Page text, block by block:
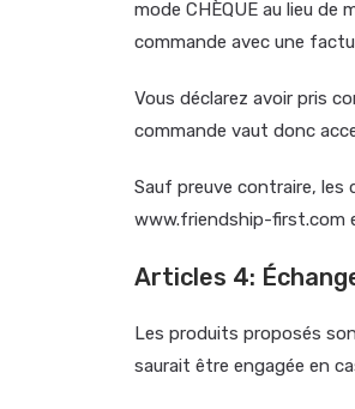
mode CHÈQUE au lieu
commande avec une
Vous déclarez avoir pris
commande vaut donc
Sauf preuve contraire, les
www.friendship-first.com
Articles 4:
Les produits proposés
saurait être engagée en